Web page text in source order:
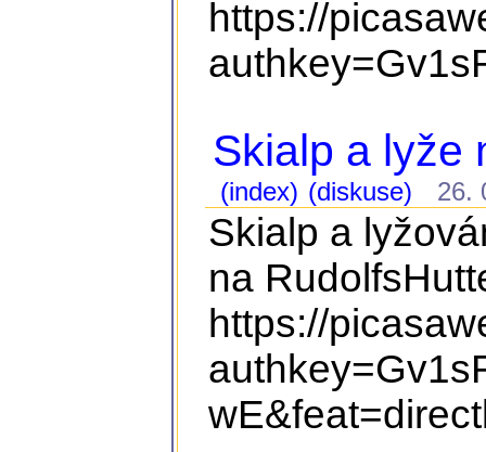
https://
Skialp a lyže
(index) (diskuse) 26.
Skialp a
na
https://